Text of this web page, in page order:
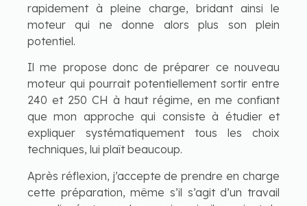
rapidement à pleine charge, bridant ainsi le
moteur qui ne donne alors plus son plein
potentiel.
Il me propose donc de préparer ce nouveau
moteur qui pourrait potentiellement sortir entre
240 et 250 CH à haut régime, en me confiant
que mon approche qui consiste à étudier et
expliquer systématiquement tous les choix
techniques, lui plaît beaucoup.
Après réflexion, j’accepte de prendre en charge
cette préparation, même s’il s’agit d’un travail